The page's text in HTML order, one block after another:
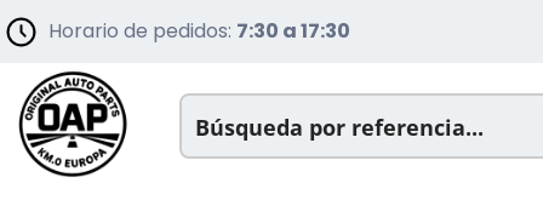
Horario de pedidos: 7:30 a 17:30